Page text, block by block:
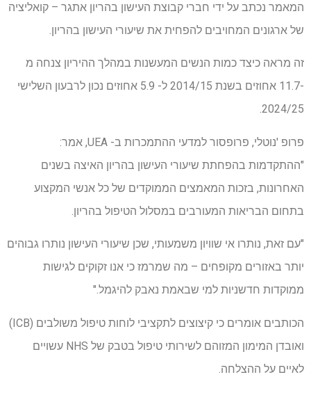
המאמר נכתב על ידי חברי קבוצת העישון בהריון אתגר – קואליציה
של ארגונים המחויבים להפחית את שיעורי העישון בהריון.
זה מראה כיצד כמות הנשים המעשנות במהלך ההיריון צנחה מ
-11.7 אחוזים בשנת 2014/15 ל- 5.9 אחוזים נכון לרבעון השלישי
2024/25.
פרופ 'נוטלי, פרופסור למדעי ההתמכרות ב- UEA, אמר:
"ההתקדמות בהפחתת שיעורי העישון בהריון האיצה בשנים
האחרונות, בזכות המאמצים הממוקדים של כל אנשי המקצוע
בתחום הבריאות המעורבים במסלול הטיפול בהריון.
"עם זאת, נותרו אי שוויון משמעותי, שכן שיעורי העישון נותרו גבוהים
יותר באזורים מקופחים – מה שמרמז כי אנו זקוקים לגישות
ממוקדות חדשניות למי שבאמת נאבק להיגמל."
הכותבים אומרים כי קיצוצים לתקציבי לוחות טיפול משולבים (ICB)
ואובדן המימון המזוהם לשירותי טיפול בטבק של NHS עשויים
לאיים על ההצלחה.